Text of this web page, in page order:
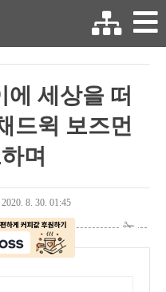
세상을 떠
드윅 보즈먼
며
2020. 8. 30. 01:45